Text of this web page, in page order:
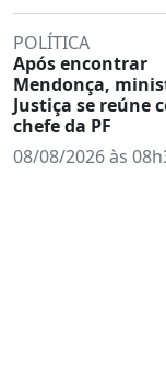
POLÍTICA
Após encontrar
Mendonça,
Justiça se reúne
chefe da PF
08/08/2026 às